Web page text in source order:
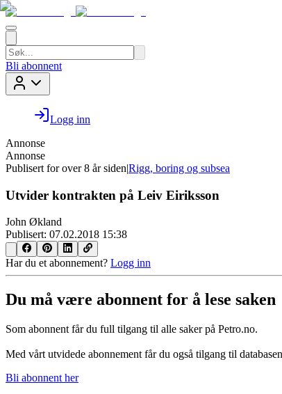
Bli abonnent
Logg inn
Annonse
Annonse
Publisert for over 8 år siden|Rigg, boring og subsea
Utvider kontrakten på Leiv Eiriksson
John Økland
Publisert: 07.02.2018 15:38
Har du et abonnement? Logg inn
Du må være abonnent for å lese saken
Som abonnent får du full tilgang til alle saker på Petro.no.
Med vårt utvidede abonnement får du også tilgang til
Bli abonnent her